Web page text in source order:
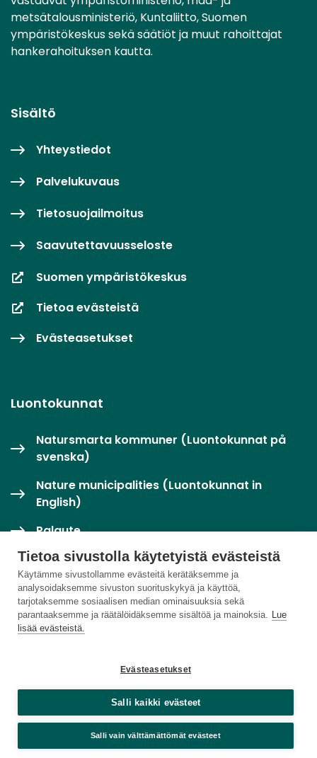
Tietoa sivustolla käytetyistä evästeistä
Käytämme sivustollamme evästeitä kerätäksemme ja
analysoidaksemme sivuston suorituskykyä ja käyttöä,
tarjotaksemme sosiaalisen median ominaisuuksia sekä
parantaaksemme ja räätälöidäksemme sisältöä ja mainoksia. Lue
lisää evästeistä.
Evästeasetukset
Salli kaikki evästeet
Salli vain välttämättömät evästeet
metsätalousministeriö, Kuntaliitto, Suomen
ympäristökeskus sekä säätiöt ja muut rahoittajat
hankerahoituksen kautta.
Sisältö
Yhteystiedot
Palvelukuvaus
Tietosuojailmoitus
Saavutettavuusseloste
Suomen ympäristökeskus
Tietoa evästeistä
Evästeasetukset
Luontokunnat
Natursmarta kommuner (Luontokunnat på
svenska)
Nature municipalities (Luontokunnat in
English)
Palaute
Twitter / X
Luontoloikka-palvelu